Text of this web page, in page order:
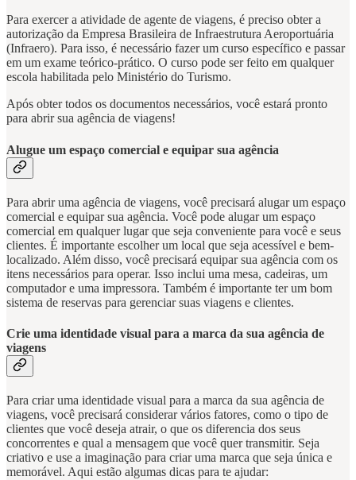
Para exercer a atividade de agente de viagens, é preciso obter a
autorização da Empresa Brasileira de Infraestrutura Aeroportuária
(Infraero). Para isso, é necessário fazer um curso específico e passar
em um exame teórico-prático. O curso pode ser feito em qualquer
escola habilitada pelo Ministério do Turismo.
Após obter todos os documentos necessários, você estará pronto
para abrir sua agência de viagens!
Alugue um espaço comercial e equipar sua agência
Para abrir uma agência de viagens, você precisará alugar um espaço
comercial e equipar sua agência. Você pode alugar um espaço
comercial em qualquer lugar que seja conveniente para você e seus
clientes. É importante escolher um local que seja acessível e bem-
localizado. Além disso, você precisará equipar sua agência com os
itens necessários para operar. Isso inclui uma mesa, cadeiras, um
computador e uma impressora. Também é importante ter um bom
sistema de reservas para gerenciar suas viagens e clientes.
Crie uma identidade visual para a marca da sua agência de
viagens
Para criar uma identidade visual para a marca da sua agência de
viagens, você precisará considerar vários fatores, como o tipo de
clientes que você deseja atrair, o que os diferencia dos seus
concorrentes e qual a mensagem que você quer transmitir. Seja
criativo e use a imaginação para criar uma marca que seja única e
memorável. Aqui estão algumas dicas para te ajudar: